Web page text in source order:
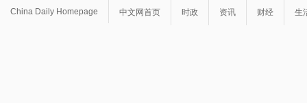
China Daily Homepage 中文网首页 时政 资讯 财经 生